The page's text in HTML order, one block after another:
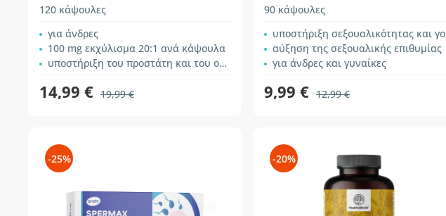
120 κάψουλες
για άνδρες
100 mg εκχύλισμα 20:1 ανά κάψουλα
υποστήριξη του προστάτη και του ουροποιητικού συστήματος
14,99 € 19,99 €
90 κάψουλες
υποστήριξη σεξουαλικότητας και γονιμότητας
αύξηση της σεξουαλικής επιθυμίας
για άνδρες και γυναίκες
9,99 € 12,99 €
-25% -20%